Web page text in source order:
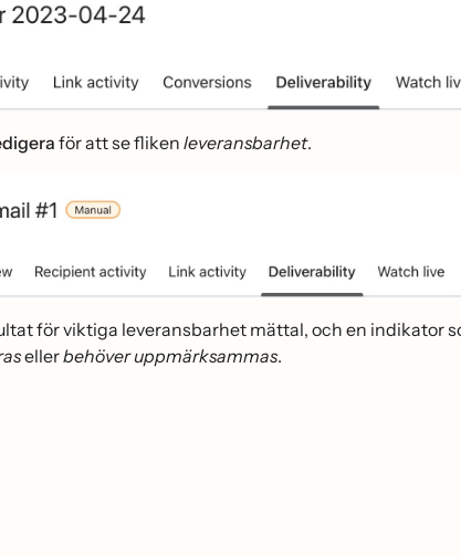
för att se fliken leveransbarhet.
för viktiga leveransbarhet mättal, och en indikator
ellerbehöver uppmärksammas.